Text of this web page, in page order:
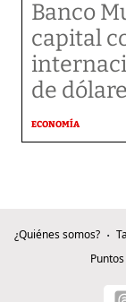
Banco
capital
de
ECONOMÍA
¿Quiénes somos?